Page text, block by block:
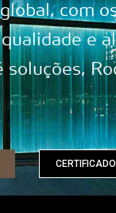
com
e
soluções,